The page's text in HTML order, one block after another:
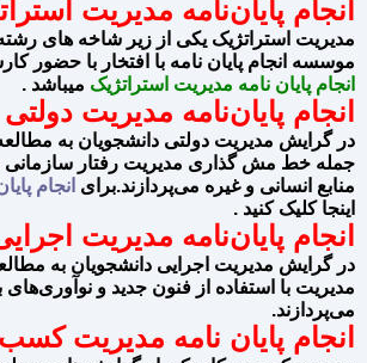
انجام پایان‌نامه مدیریت
مدیریت استراتژیک یکی از زیر شاخه های
موسسه انجام پایان نامه با افتخار با حضور
انجام پایان نامه مدیریت استراتژیک میباشد .
انجام پایان‌نامه مدیریت دولتی
در گرایش مدیریت دولتی دانشجویان به
جمله خط مش گذاری مدیریت رفتار سازمانی
منابع انسانی و غیره می‌پردازند.برای انجام
اینجا کلیک کنید .
انجام پایان‌نامه مدیریت
در گرایش مدیریت اجرایی دانشجویان به
مدیریت با استفاده از فنون جدید و
می‌پردازند.
انجام پایان نامه مدیریت